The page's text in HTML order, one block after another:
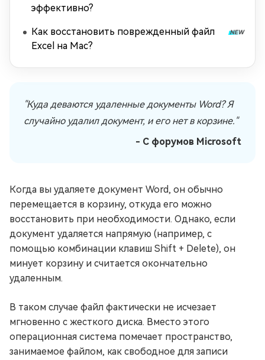
эффективно?
Как восстановить поврежденный файл
Excel на Mac?
"Куда деваются удаленные документы Word? Я
случайно удалил документ, и его нет в корзине."
- С форумов Microsoft
Когда вы удаляете документ Word, он обычно
перемещается в корзину, откуда его можно
восстановить при необходимости. Однако, если
документ удаляется напрямую (например, с
помощью комбинации клавиш Shift + Delete), он
минует корзину и считается окончательно
удаленным.
В таком случае файл фактически не исчезает
мгновенно с жесткого диска. Вместо этого
операционная система помечает пространство,
занимаемое файлом, как свободное для записи